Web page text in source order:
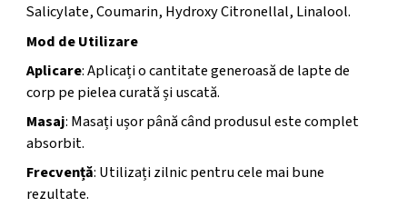
Salicylate, Coumarin, Hydroxy Citronellal, Linalool.
Mod de Utilizare
Aplicare: Aplicați o cantitate generoasă de lapte de
corp pe pielea curată și uscată.
Masaj: Masați ușor până când produsul este complet
absorbit.
Frecvență: Utilizați zilnic pentru cele mai bune
rezultate.